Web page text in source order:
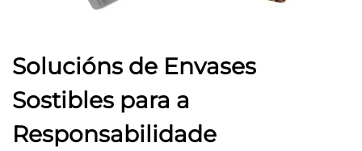
Solucións de Envases
Sostibles para a
Responsabilidade